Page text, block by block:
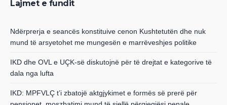
Lajmet e fundit
Ndërprerja e seancës konstituive cenon Kushtetutën dhe nuk
mund të arsyetohet me mungesën e marrëveshjes politike
IKD dhe OVL e UÇK-së diskutojnë për të drejtat e kategorive të
dala nga lufta
IKD: MPFVLÇ t’i zbatojë aktgjykimet e formës së prerë për